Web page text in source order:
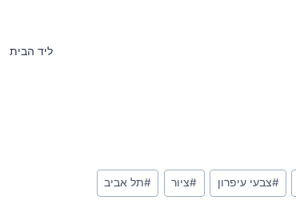
ליד הבית
#צבעי עיפרון #ציור #תל אביב